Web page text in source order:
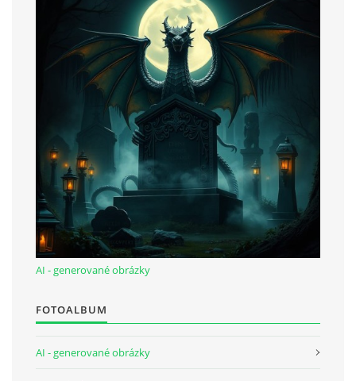
AI - generované obrázky
FOTOALBUM
AI - generované obrázky